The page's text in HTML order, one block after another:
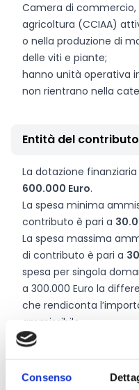
Consenso
Camera di
agricoltura (CCIAA)
o nella produzione di
delle viti e piante;
hanno unità operativa
non rientrano nella
Entità del contributo
La dotazione
600.000 Euro.
La spesa minima
contributo è pari a
La spesa massima
di contributo è pari a
spesa per singola
a 300.000 Euro la
che rendiconta
ammissibile.
Il contributo è
ammessa, nella misura
60%nel caso di